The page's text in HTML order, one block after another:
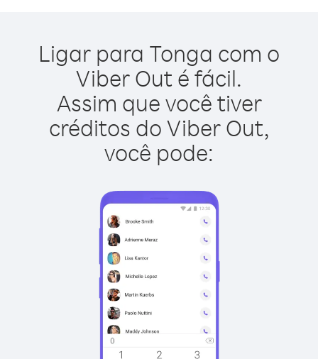
Ligar para Tonga com o
Viber Out é fácil.
Assim que você tiver
créditos do Viber Out,
você pode: